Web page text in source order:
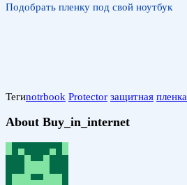
Подобрать пленку под свой ноутбук
Тегиnotrbook Protector защитная пленка
About Buy_in_internet